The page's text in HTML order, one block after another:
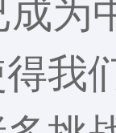
为
我